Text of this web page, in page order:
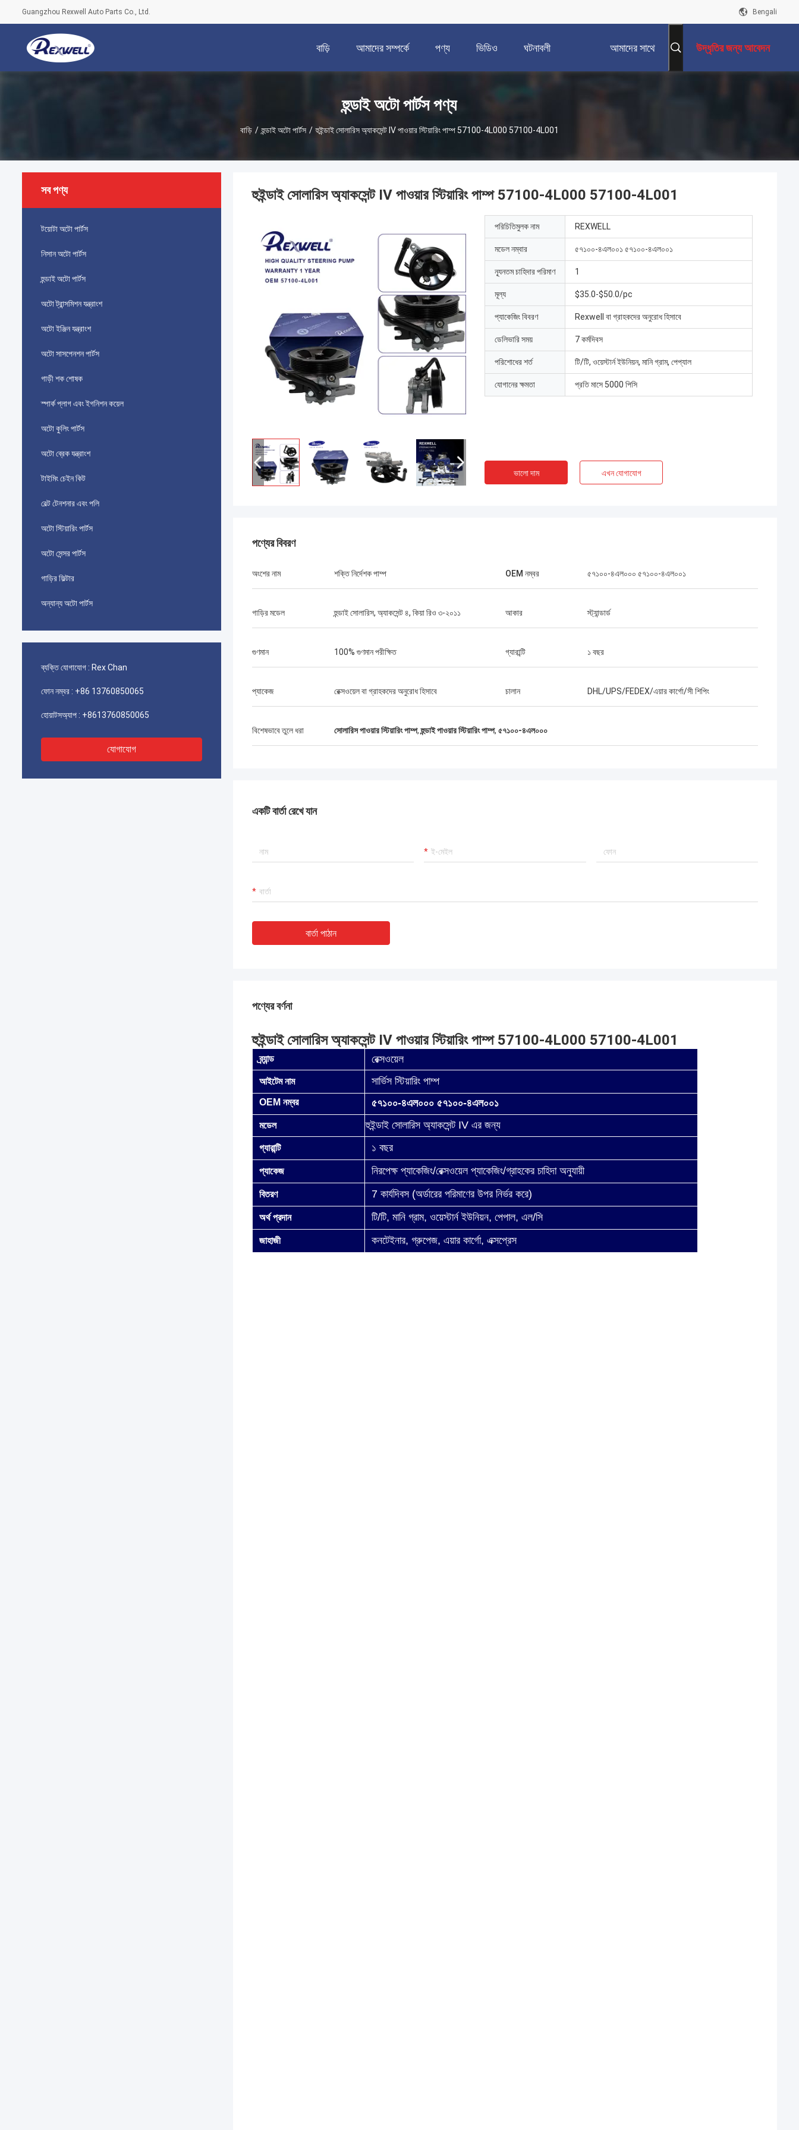
Guangzhou Rexwell Auto Parts Co., Ltd. Bengali
বাড়ি আমাদের সম্পর্কে পণ্য ভিডিও ঘটনাবলী আমাদের সাথে উদ্ধৃতির জন্য আবেদন
হুন্ডাই অটো পার্টস পণ্য
বাড়ি / হুন্ডাই অটো পার্টস / হুইন্ডাই সোলারিস অ্যাকসেন্ট IV পাওয়ার স্টিয়ারিং পাম্প 57100-4L000 57100-4L001
সব পণ্য
টয়োটা অটো পার্টস
নিসান অটো পার্টস
হুন্ডাই অটো পার্টস
অটো ট্রান্সমিশন যন্ত্রাংশ
অটো ইঞ্জিন যন্ত্রাংশ
অটো সাসপেনশন পার্টস
গাড়ী শক শোষক
স্পার্ক প্লাগ এবং ইগনিশন কয়েল
অটো কুলিং পার্টস
অটো ব্রেক যন্ত্রাংশ
টাইমিং চেইন কিট
বেল্ট টেনশনার এবং পলি
অটো স্টিয়ারিং পার্টস
অটো সেন্সর পার্টস
গাড়ির ফিল্টার
অন্যান্য অটো পার্টস
ব্যক্তি যোগাযোগ : Rex Chan
ফোন নম্বর : +86 13760850065
হোয়াটসঅ্যাপ : +8613760850065
যোগাযোগ
হুইন্ডাই সোলারিস অ্যাকসেন্ট IV পাওয়ার স্টিয়ারিং পাম্প 57100-4L000 57100-4L001
পরিচিতিমুলক নাম REXWELL
মডেল নম্বার ৫৭১০০-৪এল০০১ ৫৭১০০-৪এল০০১
ন্যূনতম চাহিদার পরিমাণ 1
মূল্য $35.0-$50.0/pc
প্যাকেজিং বিবরণ Rexwell বা গ্রাহকদের অনুরোধ হিসাবে
ডেলিভারি সময় 7 কর্মদিবস
পরিশোধের শর্ত টি/টি, ওয়েস্টার্ন ইউনিয়ন, মানি গ্রাম, পেপ্যাল
যোগানের ক্ষমতা প্রতি মাসে 5000 পিসি
ভালো দাম এখন যোগাযোগ
পণ্যের বিবরণ
অংশের নাম শক্তি নির্দেশক পাম্প OEM নম্বর ৫৭১০০-৪এল০০০ ৫৭১০০-৪এল০০১
গাড়ির মডেল হুন্ডাই সোলারিস, অ্যাকসেন্ট ৪, কিয়া রিও ৩-২০১১ আকার স্ট্যান্ডার্ড
গুণমান 100% গুণমান পরীক্ষিত গ্যারান্টি ১ বছর
প্যাকেজ রেক্সওয়েল বা গ্রাহকদের অনুরোধ হিসাবে চালান DHL/UPS/FEDEX/এয়ার কার্গো/সী শিপিং
বিশেষভাবে তুলে ধরা সোলারিস পাওয়ার স্টিয়ারিং পাম্প,হুন্ডাই পাওয়ার স্টিয়ারিং পাম্প, ৫৭১০০-৪এল০০০
একটি বার্তা রেখে যান
বার্তা পাঠান
পণ্যের বর্ণনা
হুইন্ডাই সোলারিস অ্যাকসেন্ট IV পাওয়ার স্টিয়ারিং পাম্প 57100-4L000 57100-4L001
ব্র্যান্ড রেক্সওয়েল
আইটেম নাম সার্ভিস স্টিয়ারিং পাম্প
OEM নম্বর ৫৭১০০-৪এল০০০ ৫৭১০০-৪এল০০১
মডেল হুইন্ডাই সোলারিস অ্যাকসেন্ট IV এর জন্য
গ্যারান্টি ১ বছর
প্যাকেজ নিরপেক্ষ প্যাকেজিং/রেক্সওয়েল প্যাকেজিং/গ্রাহকের চাহিদা অনুযায়ী
বিতরণ 7 কার্যদিবস (অর্ডারের পরিমাণের উপর নির্ভর করে)
অর্থ প্রদান টি/টি, মানি গ্রাম, ওয়েস্টার্ন ইউনিয়ন, পেপাল, এল/সি
জাহাজী কনটেইনার, গ্রুপেজ, এয়ার কার্গো, এক্সপ্রেস